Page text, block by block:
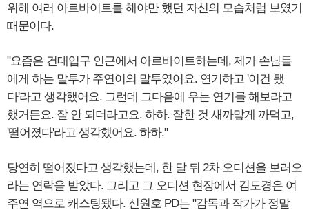
위해 여러 아르바이트를 해야만 했던 자신의 모습처럼 보였기
때문이다.
"요즘은 건대입구 인근에서 아르바이트하는데, 제가 손님들
에게 하는 말투가 주연이의 말투였어요. 연기하고 '이건 됐
다'라고 생각했어요. 그런데 그다음에 우는 연기를 해보라고
했거든요. 잘 안 되더라고요. 하하. 잘한 것 새까맣게 까먹고,
'떨어졌다'라고 생각했어요. 하하."
당연히 떨어졌다고 생각했는데, 한 달 뒤 2차 오디션을 보러오
라는 연락을 받았다. 그리고 그 오디션 현장에서 김도경은 여
주연 역으로 캐스팅됐다. 신원호 PD는 "감독과 작가가 정말